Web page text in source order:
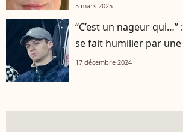
5 mars 2025
“C’est un nageur
se fait humilier par
17 décembre 2024